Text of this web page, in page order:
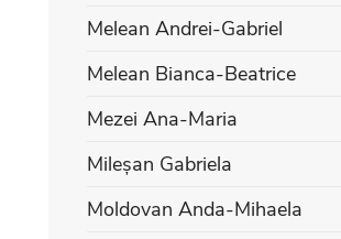
Melean Andrei-Gabriel
Melean Bianca-Beatrice
Mezei Ana-Maria
Mileșan Gabriela
Moldovan Anda-Mihaela